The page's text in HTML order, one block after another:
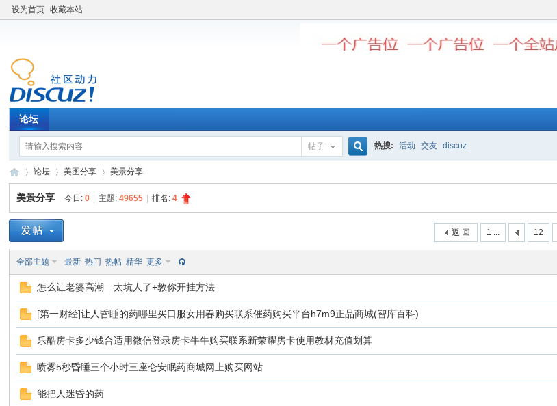
设为首页 收藏本站
论坛
帖子 热搜: 活动 交友 discuz
»
论坛
›
美图分享 美景分享
美景分享 今日:0 主题:49655 排名:4
1 ... 12
返 回
全部主题 最新 热门 热帖 精华 更多
怎么让老婆高潮—太坑人了+教你开挂方法
[第一财经]让人昏睡的药哪里买口服女用春购买联系催药购买平台h7m9正品商城(智库百科)
乐酷房卡多少钱合适用微信登录房卡牛牛购买联系新荣耀房卡使用教材充值划算
喷雾5秒昏睡三个小时三座仑安眠药商城网上购买网站
能把人迷昏的药